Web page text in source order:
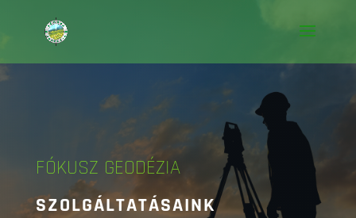
FÓKUSZ GEODÉZIA
SZOLGÁLTATÁSAINK